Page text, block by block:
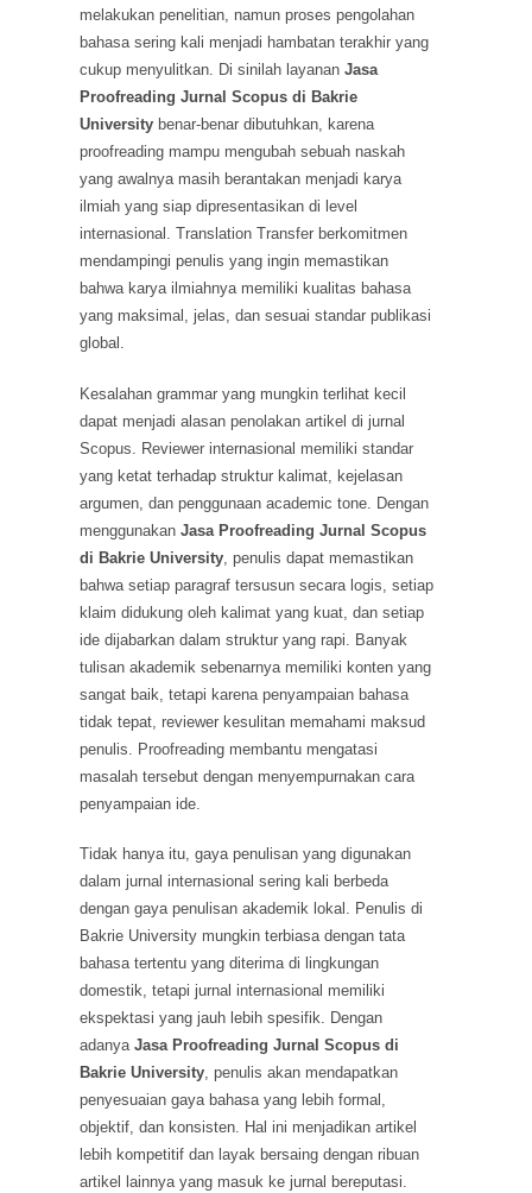
melakukan penelitian, namun proses pengolahan
bahasa sering kali menjadi hambatan terakhir yang
cukup menyulitkan. Di sinilah layananJasa
Proofreading Jurnal Scopus di Bakrie
University benar-benar dibutuhkan, karena
proofreading mampu mengubah sebuah naskah
yang awalnya masih berantakan menjadi karya
ilmiah yang siap dipresentasikan di level
internasional. Translation Transfer berkomitmen
mendampingi penulis yang ingin memastikan
bahwa karya ilmiahnya memiliki kualitas bahasa
yang maksimal, jelas, dan sesuai standar publikasi
global.
Kesalahan grammar yang mungkin terlihat kecil
dapat menjadi alasan penolakan artikel di jurnal
Scopus. Reviewer internasional memiliki standar
yang ketat terhadap struktur kalimat, kejelasan
argumen, dan penggunaan academic tone. Dengan
menggunakanJasa Proofreading Jurnal Scopus
di Bakrie University , penulis dapat memastikan
bahwa setiap paragraf tersusun secara logis, setiap
klaim didukung oleh kalimat yang kuat, dan setiap
ide dijabarkan dalam struktur yang rapi. Banyak
tulisan akademik sebenarnya memiliki konten yang
sangat baik, tetapi karena penyampaian bahasa
tidak tepat, reviewer kesulitan memahami maksud
penulis. Proofreading membantu mengatasi
masalah tersebut dengan menyempurnakan cara
penyampaian ide.
Tidak hanya itu, gaya penulisan yang digunakan
dalam jurnal internasional sering kali berbeda
dengan gaya penulisan akademik lokal. Penulis di
Bakrie University mungkin terbiasa dengan tata
bahasa tertentu yang diterima di lingkungan
domestik, tetapi jurnal internasional memiliki
ekspektasi yang jauh lebih spesifik. Dengan
adanyaJasa Proofreading Jurnal Scopus di
Bakrie University, penulis akan mendapatkan
penyesuaian gaya bahasa yang lebih formal,
objektif, dan konsisten. Hal ini menjadikan artikel
lebih kompetitif dan layak bersaing dengan ribuan
artikel lainnya yang masuk ke jurnal bereputasi.